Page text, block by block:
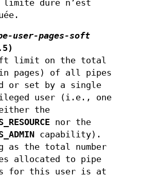
limite dure n’est
user-pages-soft
limit on the total
pages) of all pipes
or set by a single
user (i.e., one
the
nor the
capability).
as the total number
allocated to pipe
for this user is at